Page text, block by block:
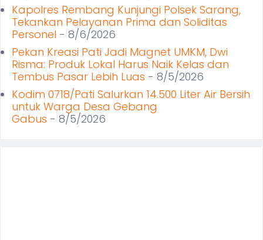
Kapolres Rembang Kunjungi Polsek Sarang,
Tekankan Pelayanan Prima dan Soliditas
Personel - 8/6/2026
Pekan Kreasi Pati Jadi Magnet UMKM, Dwi
Risma: Produk Lokal Harus Naik Kelas dan
Tembus Pasar Lebih Luas - 8/5/2026
Kodim 0718/Pati Salurkan 14.500 Liter Air Bersih
untuk Warga Desa Gebang
Gabus - 8/5/2026